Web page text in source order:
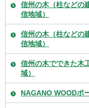
信州の木（柱などの
信地域）
信州の木（柱などの
信地域）
信州の木でできた木
域）
NAGANO WOODポ